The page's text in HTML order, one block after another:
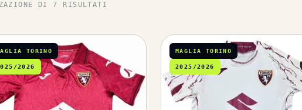
DI 7 RISULTATI
TORINO
2026
MAGLIA TORINO
2025/2026